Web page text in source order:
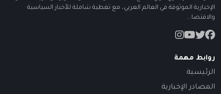
الإخبارية الموثوقة في العالم العربي، مع تغطية شاملة للأخبار السياسية
والاقتصا...
روابط مهمة
الرئيسية
المصادر الإخبارية